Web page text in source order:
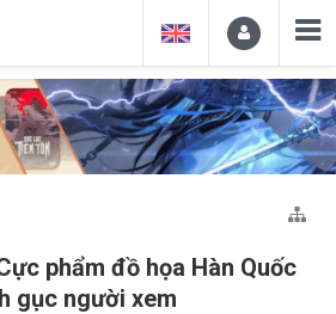
phẩm đồ họa Hàn Quốc
gục người xem